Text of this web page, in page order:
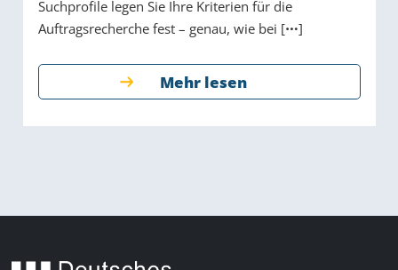
Suchprofile legen Sie Ihre Kriterien für die
Auftragsrecherche fest – genau, wie bei [
]
Mehr lesen